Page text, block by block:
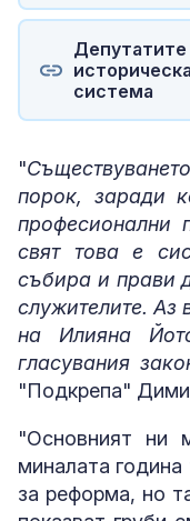
Депутатите
система
"
порок, заради
професионални
свят това е
събира и прави
служителите. Аз
на Илияна
гласувания
"Подкрепа"
"Основният ни
миналата
за реформа, но